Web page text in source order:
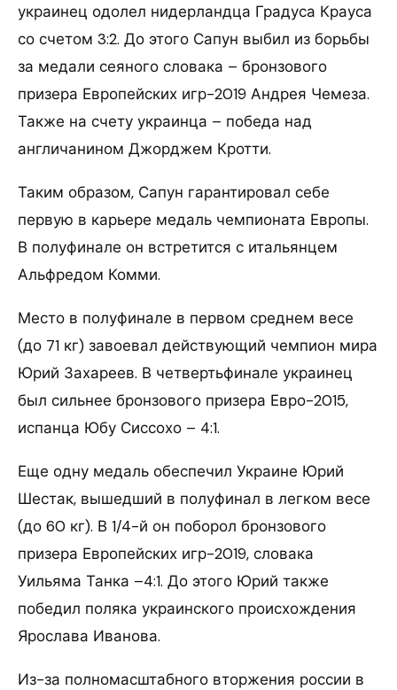
украинец одолел нидерландца Градуса Крауса
со счетом 3:2. До этого Сапун выбил из борьбы
за медали сеяного словака – бронзового
призера Европейских игр-2019 Андрея Чемеза.
Также на счету украинца – победа над
англичанином Джорджем Кротти.
Таким образом, Сапун гарантировал себе
первую в карьере медаль чемпионата Европы.
В полуфинале он встретится с итальянцем
Альфредом Комми.
Место в полуфинале в первом среднем весе
(до 71 кг) завоевал действующий чемпион мира
Юрий Захареев. В четвертьфинале украинец
был сильнее бронзового призера Евро-2015,
испанца Юбу Сиссохо – 4:1.
Еще одну медаль обеспечил Украине Юрий
Шестак, вышедший в полуфинал в легком весе
(до 60 кг). В 1/4-й он поборол бронзового
призера Европейских игр-2019, словака
Уильяма Танка –4:1. До этого Юрий также
победил поляка украинского происхождения
Ярослава Иванова.
Из-за полномасштабного вторжения россии в